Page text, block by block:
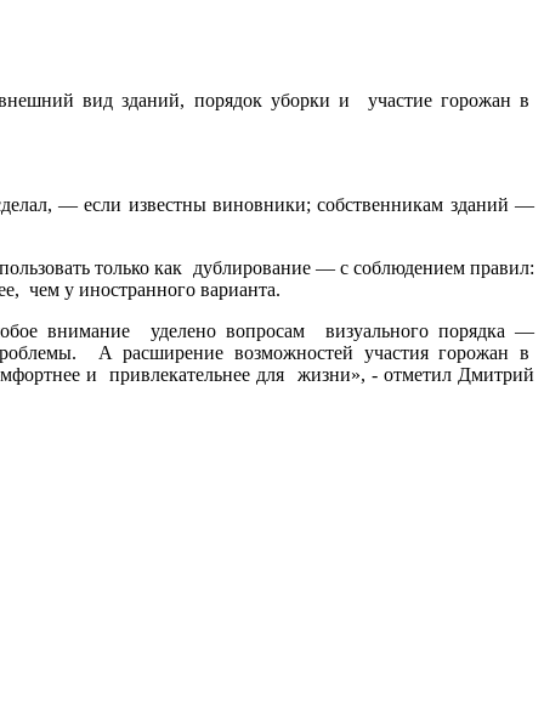
вид зданий, порядок уборки и участие горожан в
— если известны виновники; собственникам зданий —
только как дублирование — с соблюдением правил:
чем у иностранного варианта.
внимание уделено вопросам визуального порядка —
А расширение возможностей участия горожан в
и привлекательнее для жизни», - отметил Дмитрий